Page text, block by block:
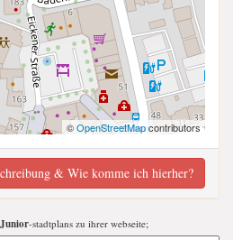
©OpenStreetMapcontributors
& Wie komme ich hierher?
-stadtplans zu ihrer webseite;